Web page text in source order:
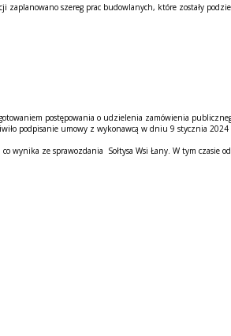
szereg prac budowlanych, które zostały
postępowania o udzielenia zamówienia
podpisanie umowy z wykonawcą w dniu 9 stycznia 2024
ze sprawozdania Sołtysa Wsi Łany. W tym czasie